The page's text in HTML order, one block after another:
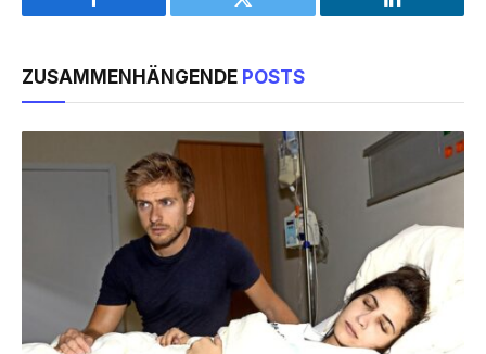
Facebook Twitter LinkedIn
ZUSAMMENHÄNGENDE POSTS